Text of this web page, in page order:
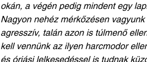
okán, a végén pedig mindent egy
Nagyon nehéz mérkőzésen
agresszív, talán azon is túlmenő
kell vennünk az ilyen harcmodor
és óriási lelkesedéssel is tudnak